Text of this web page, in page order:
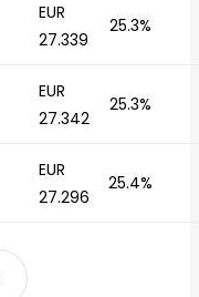
EUR
27.339
25.3%
EUR
27.342
25.3%
EUR
27.296
25.4%